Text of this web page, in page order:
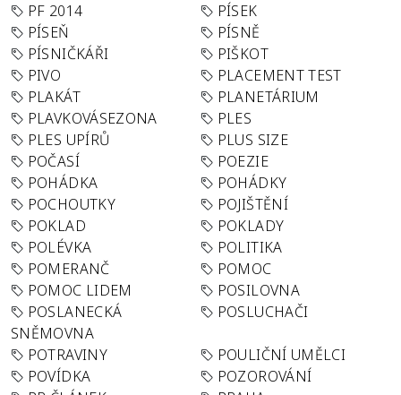
PF 2014
PÍSEK
PÍSEŇ
PÍSNĚ
PÍSNIČKÁŘI
PIŠKOT
PIVO
PLACEMENT TEST
PLAKÁT
PLANETÁRIUM
PLAVKOVÁSEZONA
PLES
PLES UPÍRŮ
PLUS SIZE
POČASÍ
POEZIE
POHÁDKA
POHÁDKY
POCHOUTKY
POJIŠTĚNÍ
POKLAD
POKLADY
POLÉVKA
POLITIKA
POMERANČ
POMOC
POMOC LIDEM
POSILOVNA
POSLANECKÁ
SNĚMOVNA
POSLUCHAČI
POTRAVINY
POULIČNÍ UMĚLCI
POVÍDKA
POZOROVÁNÍ